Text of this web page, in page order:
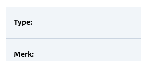
Type:
Merk: